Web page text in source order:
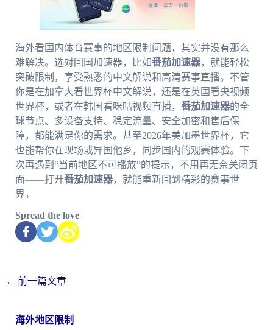
海外看国内体育赛事的地区限制问题，其实并没有那么
难解决。选对回国加速器，比如番茄加速器，就能轻松
突破限制，享受熟悉的中文解说和高清赛事直播。不管
你是在加拿大看世界杯中文解说，还是在英国看央视频
世界杯，或者在韩国看咪咕视频直播， 番茄加速器的全
球节点、多设备支持、稳定流量、安全加密和售后保
障，都能满足你的需求。甚至2026年美加墨世界杯，它
也能帮你在现场或异国他乡，同步国内的观赛体验。下
次再遇到“当前地区不可播放”的提示，不用再无奈关闭页
面——打开番茄加速器，就能重新回到精彩的赛事世
界。
Spread the love
← 前一篇文章
海外地区限制